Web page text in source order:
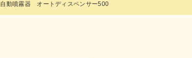
自動噴霧器 オートディスペンサー500